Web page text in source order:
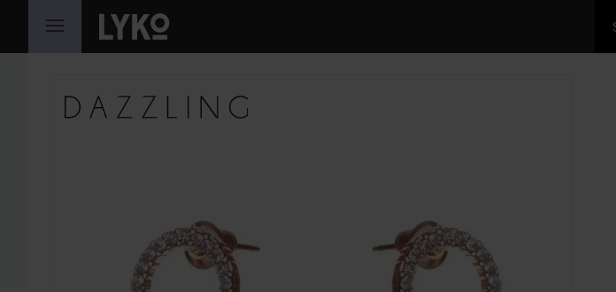
HOPPA TILL INNEHÅLLET